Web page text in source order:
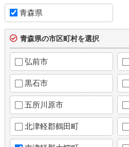
青森県
青森県の市区町村を選択
弘前市
黒石市
五所川原市
北津軽郡鶴田町